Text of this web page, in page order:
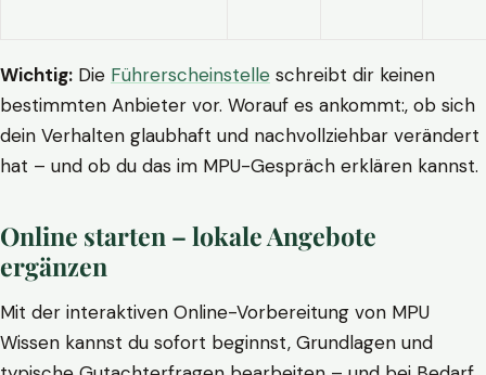
Wichtig: Die Führerscheinstelle schreibt dir keinen
bestimmten Anbieter vor. Worauf es ankommt:, ob sich
dein Verhalten glaubhaft und nachvollziehbar verändert
hat – und ob du das im MPU-Gespräch erklären kannst.
Online starten – lokale Angebote
ergänzen
Mit der interaktiven Online-Vorbereitung von MPU
Wissen kannst du sofort beginnst, Grundlagen und